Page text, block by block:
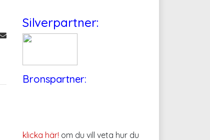
Silverpartner:
Bronspartner:
klicka här! om du vill veta hur du